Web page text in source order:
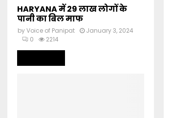
HARYANA में 29 लाख लोगों के
पानी का बिल माफ
byVoice of Panipat
January 3, 2024
0
2214